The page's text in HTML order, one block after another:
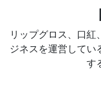
リップグロス、口
ジネスを運営してい
す